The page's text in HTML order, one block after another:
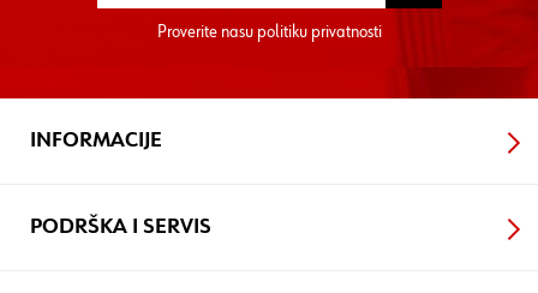
Proverite nasu politiku privatnosti
INFORMACIJE
PODRŠKA I SERVIS